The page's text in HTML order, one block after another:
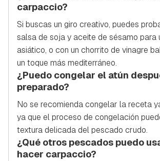
carpaccio?
Si buscas un giro creativo, puedes
salsa de soja y aceite de sésamo para
asiático, o con un chorrito de vinagre
un toque más mediterráneo.
¿Puedo congelar el atún
preparado?
No se recomienda congelar la receta
ya que el proceso de congelación
textura delicada del pescado crudo.
¿Qué otros pescados puedo
hacer carpaccio?